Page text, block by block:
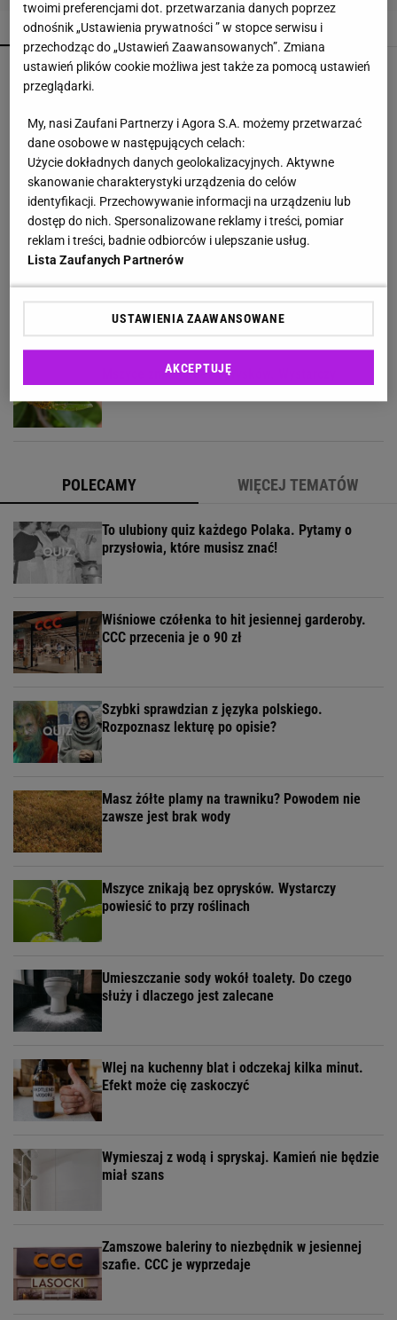
POPULARNE NAJNOWSZE
Wsyp do pralki zamiast płynu. Ręczniki
Coraz więcej osób wkłada folię pod telewizor.
Szczegół zmienia wszystko
Jesienna torebka za mniej niż 50 zł? Sinsay
kusi, Bershka też ma podobne
Muchy wlatują do domu bez zaproszenia?
Postaw to przy oknie, a zmienią kierunek
Mszyce znikają bez oprysków. Wystarczy
POLECAMY WIĘCEJ TEMATÓW
To ulubiony quiz każdego Polaka. Pytamy o
przysłowia, które musisz znać!
Wiśniowe czółenka to hit jesiennej garderoby.
CCC przecenia je o 90 zł
Szybki sprawdzian z języka polskiego.
Rozpoznasz lekturę po opisie?
Masz żółte plamy na trawniku? Powodem nie
zawsze jest brak wody
Mszyce znikają bez oprysków. Wystarczy
powiesić to przy roślinach
Umieszczanie sody wokół toalety. Do czego
służy i dlaczego jest zalecane
Wlej na kuchenny blat i odczekaj kilka minut.
Efekt może cię zaskoczyć
Wymieszaj z wodą i spryskaj. Kamień nie będzie
miał szans
Zamszowe baleriny to niezbędnik w jesiennej
szafie. CCC je wyprzedaje
twoimi preferencjami dot. przetwarzania danych poprzez
odnośnik „Ustawienia prywatności ” w stopce serwisu i
przechodząc do „Ustawień Zaawansowanych”. Zmiana
ustawień plików cookie możliwa jest także za pomocą ustawień
przeglądarki.
My, nasi Zaufani Partnerzy i Agora S.A. możemy przetwarzać
dane osobowe w następujących celach:
Użycie dokładnych danych geolokalizacyjnych. Aktywne
skanowanie charakterystyki urządzenia do celów
identyfikacji. Przechowywanie informacji na urządzeniu lub
dostęp do nich. Spersonalizowane reklamy i treści, pomiar
reklam i treści, badnie odbiorców i ulepszanie usług.
Lista Zaufanych Partnerów
USTAWIENIA ZAAWANSOWANE
AKCEPTUJĘ